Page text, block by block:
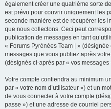
également créer une quatrième sorte
est prévu pour couvrir uniquement les
seconde manière est de récupérer les
que nous collectons. Ceci peut
publication de messages en tant
« Forums Pyrénées Team | »
messages que vous publiez après
(désignés ci-après par « vos messages
Votre compte contiendra au minimum
par « votre nom d’utilisateur ») et un
de vous connecter à votre compte
passe ») et une adresse de courriel